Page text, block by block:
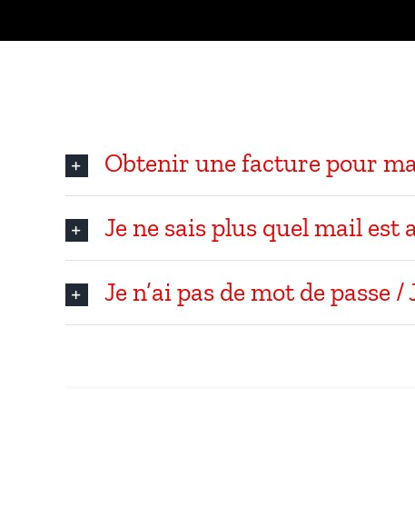
Obtenir une facture pour
Je ne sais plus quel mail est
Je n’ai pas de mot de passe /